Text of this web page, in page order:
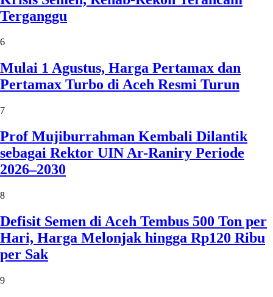
Terganggu
6
Mulai 1 Agustus, Harga Pertamax dan
Pertamax Turbo di Aceh Resmi Turun
7
Prof Mujiburrahman Kembali Dilantik
sebagai Rektor UIN Ar-Raniry Periode
2026–2030
8
Defisit Semen di Aceh Tembus 500 Ton per
Hari, Harga Melonjak hingga Rp120 Ribu
per Sak
9